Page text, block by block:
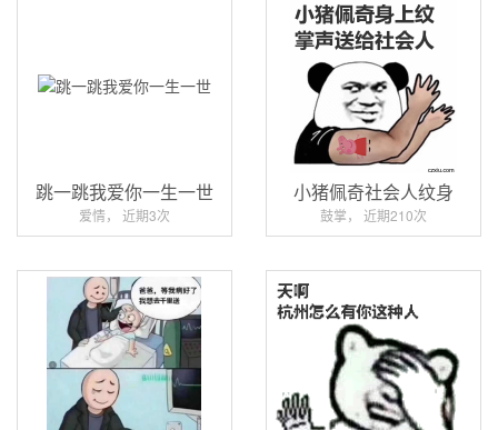
跳一跳我爱你一生一世
爱情， 近期3次
小猪佩奇社会人纹身
鼓掌， 近期210次